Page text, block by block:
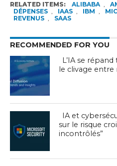
RELATED ITEMS: ALIBABA ,
DÉPENSES , IAAS , IBM ,
REVENUS , SAAS
RECOMMENDED FOR YOU
L’IA se
le clivage
IA et
sur le risque
incontrôlés”